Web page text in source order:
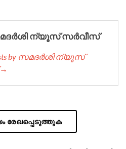
ന്യൂസ് സർവീസ്
by സമദർശി ന്യൂസ്
രേഖപ്പെടുത്തുക